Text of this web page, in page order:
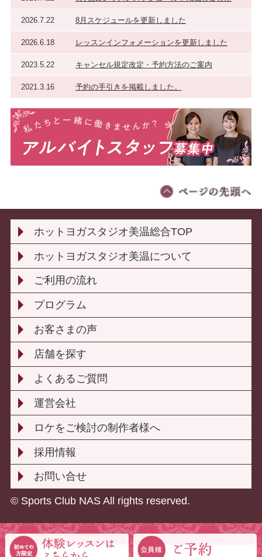
2026.7.22 8月スケジュールを更新しました
2026.6.18 レッスンインフォメーションを更新しました
2023.5.22 キャンセル規定改定・予約方法のご案内
2021.3.16 予約の手引きを掲載しました。
ホットヨガスタジオ美温総合TOP
ホットヨガスタジオ美温について
ご利用の流れ
プログラム
お客さまの声
店舗を探す
よくあるご質問
運営会社
ロケをご検討の制作者様へ
採用情報
お問い合せ
© Sports Club NAS All rights reserved.